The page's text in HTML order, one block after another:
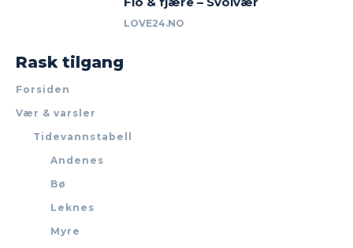
LOVE24.NO
Rask tilgang
Forsiden
Vær & varsler
Tidevannstabell
Andenes
Bø
Leknes
Myre